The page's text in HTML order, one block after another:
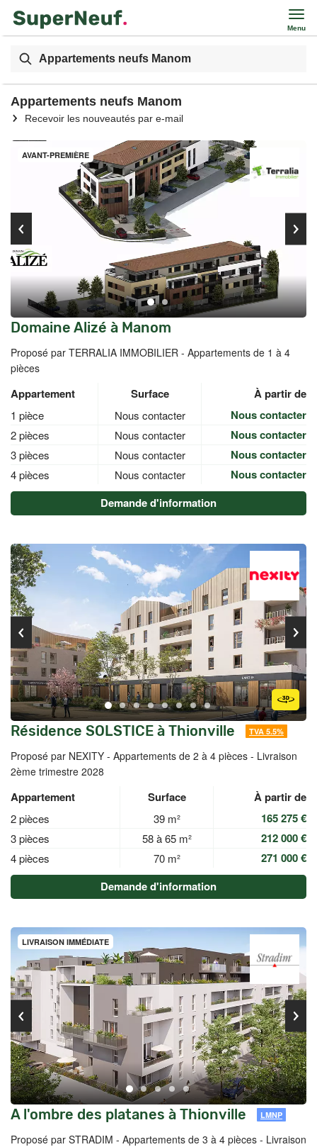
Menu
Appartements neufs Manom
Appartements neufs Manom
Recevoir les nouveautés par e-mail
AVANT-PREMIÈRE
Domaine Alizé à Manom
Proposé par TERRALIA IMMOBILIER - Appartements de 1 à 4
pièces
Appartement Surface À partir de
1 pièce Nous contacter Nous contacter
2 pièces Nous contacter Nous contacter
3 pièces Nous contacter Nous contacter
4 pièces Nous contacter
Nous contacter
Demande d'information
Résidence SOLSTICE à Thionville TVA 5.5%
Proposé par NEXITY - Appartements de 2 à 4 pièces - Livraison
2ème trimestre 2028
Appartement Surface À partir de
2 pièces 39 m² 165 275 €
3 pièces 58 à 65 m² 212 000 €
4 pièces 70 m²
271 000 €
Demande d'information
LIVRAISON IMMÉDIATE
A l'ombre des platanes à Thionville LMNP
Proposé par STRADIM - Appartements de 3 à 4 pièces - Livraison